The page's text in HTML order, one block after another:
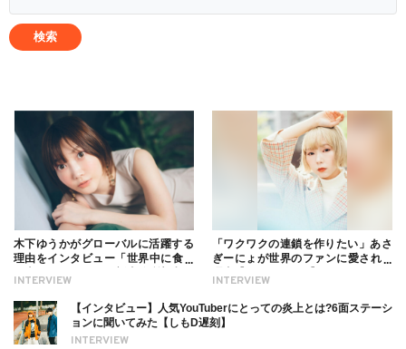
INTERVIEW
木下ゆうかがグローバルに活躍する
理由をインタビュー「世界中に食べ
ついても
INTERVIEW
「ワクワクの連鎖を作りたい」あさ
ぎーにょが世界のファンに愛される
INTERVIEW
【インタビュー】人気YouTuberにとっての炎上とは?6面ステーシ
ョンに聞いてみた【しもD遅刻】